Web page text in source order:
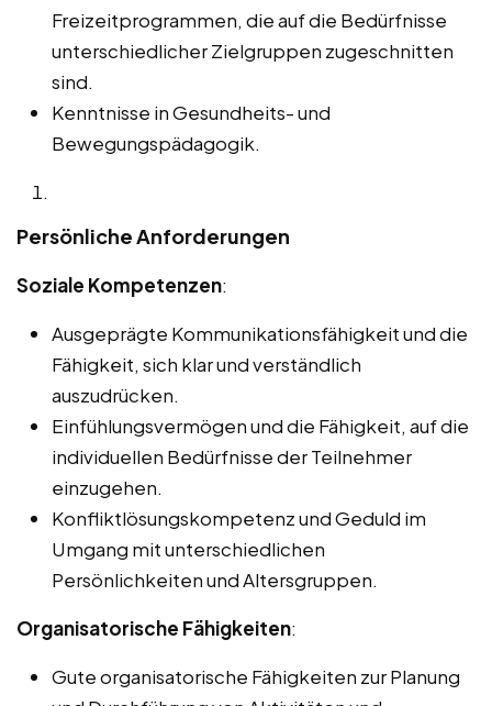
Freizeitprogrammen, die auf die Bedürfnisse
unterschiedlicher Zielgruppen zugeschnitten
sind.
Kenntnisse in Gesundheits- und
Bewegungspädagogik.
Persönliche Anforderungen
Soziale Kompetenzen:
Ausgeprägte Kommunikationsfähigkeit und die
Fähigkeit, sich klar und verständlich
auszudrücken.
Einfühlungsvermögen und die Fähigkeit, auf die
individuellen Bedürfnisse der Teilnehmer
einzugehen.
Konfliktlösungskompetenz und Geduld im
Umgang mit unterschiedlichen
Persönlichkeiten und Altersgruppen.
Organisatorische Fähigkeiten:
Gute organisatorische Fähigkeiten zur Planung